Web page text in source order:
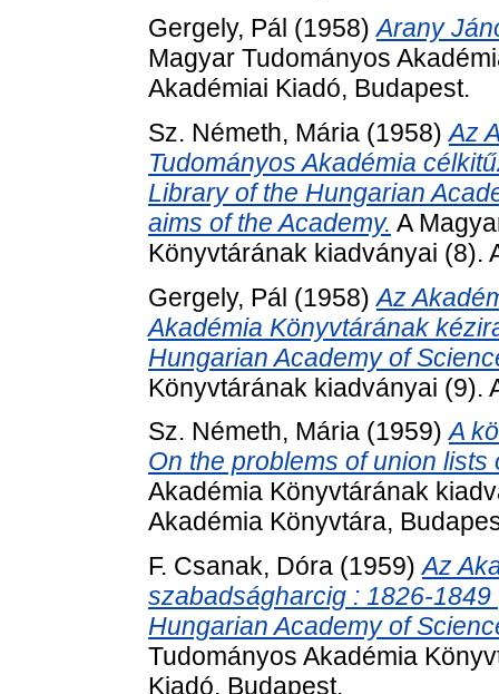
Gergely, Pál (1958)Arany
Magyar Tudományos
Akadémiai Kiadó, Budapest.
Sz. Németh, Mária (1958)Az
Tudományos Akadémia
Library of the Hungarian
aims of the Academy. A
Könyvtárának kiadványai (8).
Gergely, Pál (1958)Az
Akadémia Könyvtárának
Hungarian Academy of
Könyvtárának kiadványai (9).
Sz. Németh, Mária (1959)A
On the problems of union lists
Akadémia Könyvtárának
Akadémia Könyvtára,
F. Csanak, Dóra (1959)Az
szabadságharcig : 1826-
Hungarian Academy of
Tudományos Akadémia
Kiadó, Budapest.